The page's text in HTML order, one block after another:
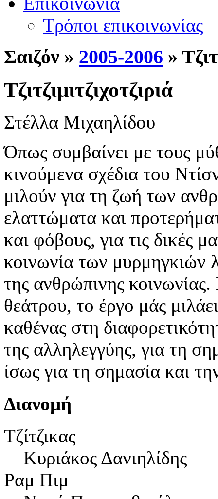
Τρόποι επικοινωνίας
Σαιζόν » 2005-2006 »
Τζιτζιμιτζιχοτζιριά
Στέλλα Μιχαηλίδου
Όπως συμβαίνει με τους
κινούμενα σχέδια του
μιλούν για τη ζωή των
ελαττώματα και
και φόβους, για τις δικές
κοινωνία των μυρμηγκιών
της ανθρώπινης
θεάτρου, το έργο μάς
καθένας στη
της αλληλεγγύης, για τη
ίσως για τη σημασία και
Διανομή
Τζίτζικας
Κυριάκος Δανιηλίδης
Ραμ Πιμ